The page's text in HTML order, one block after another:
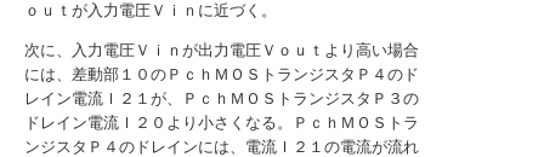
ｏｕｔが入力電圧Ｖｉｎに近づく。
次に、入力電圧Ｖｉｎが出力電圧Ｖｏｕｔより高い場合
には、差動部１０のＰｃｈＭＯＳトランジスタＰ４のド
レイン電流Ｉ２１が、ＰｃｈＭＯＳトランジスタＰ３の
ドレイン電流Ｉ２０より小さくなる。ＰｃｈＭＯＳトラ
ンジスタＰ４のドレインには、電流Ｉ２１の電流が流れ